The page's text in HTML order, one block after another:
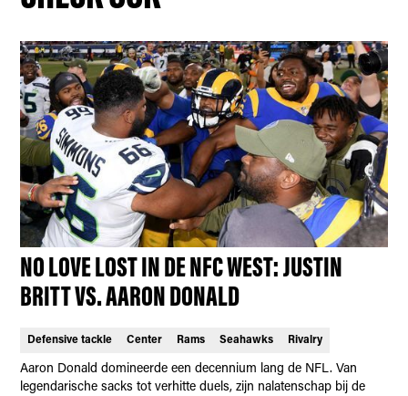
NO LOVE LOST IN DE NFC WEST: JUSTIN
BRITT VS. AARON DONALD
Defensive tackle Center Rams Seahawks Rivalry
Aaron Donald domineerde een decennium lang de NFL. Van
legendarische sacks tot verhitte duels, zijn nalatenschap bij de